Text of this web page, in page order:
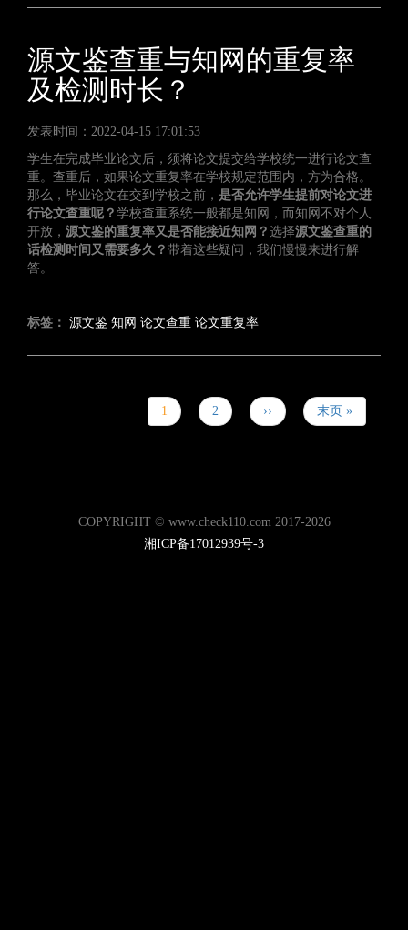
源文鉴查重与知网的重复率
及检测时长？
发表时间：2022-04-15 17:01:53
学生在完成毕业论文后，须将论文提交给学校统一进行论文查
重。查重后，如果论文重复率在学校规定范围内，方为合格。
那么，毕业论文在交到学校之前， 是否允许学生提前对论文进
行论文查重呢？ 学校查重系统一般都是知网，而知网不对个人
开放， 源文鉴的重复率又是否能接近知网？ 选择源文鉴查重的
话检测时间又需要多久？ 带着这些疑问，我们慢慢来进行解
答。
标签： 源文鉴 知网 论文查重 论文重复率
当
前
1
P
a
2
下
一
››
末
页
末页 »
COPYRIGHT © www.check110.com 2017-2026
湘ICP备17012939号-3